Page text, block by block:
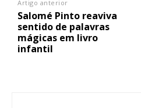
Artigo anterior
Salomé Pinto reaviva
sentido de palavras
mágicas em livro
infantil